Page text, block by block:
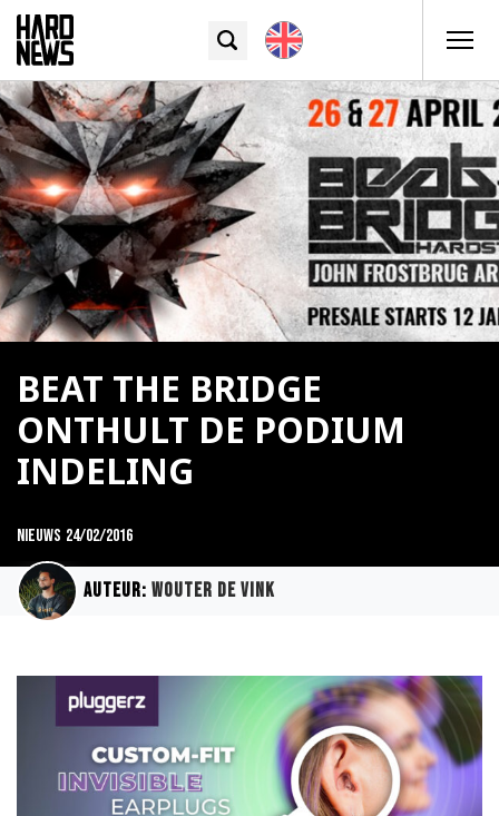
BEAT THE BRIDGE
ONTHULT DE PODIUM
INDELING
Nieuws 24/02/2016
Auteur: Wouter de Vink